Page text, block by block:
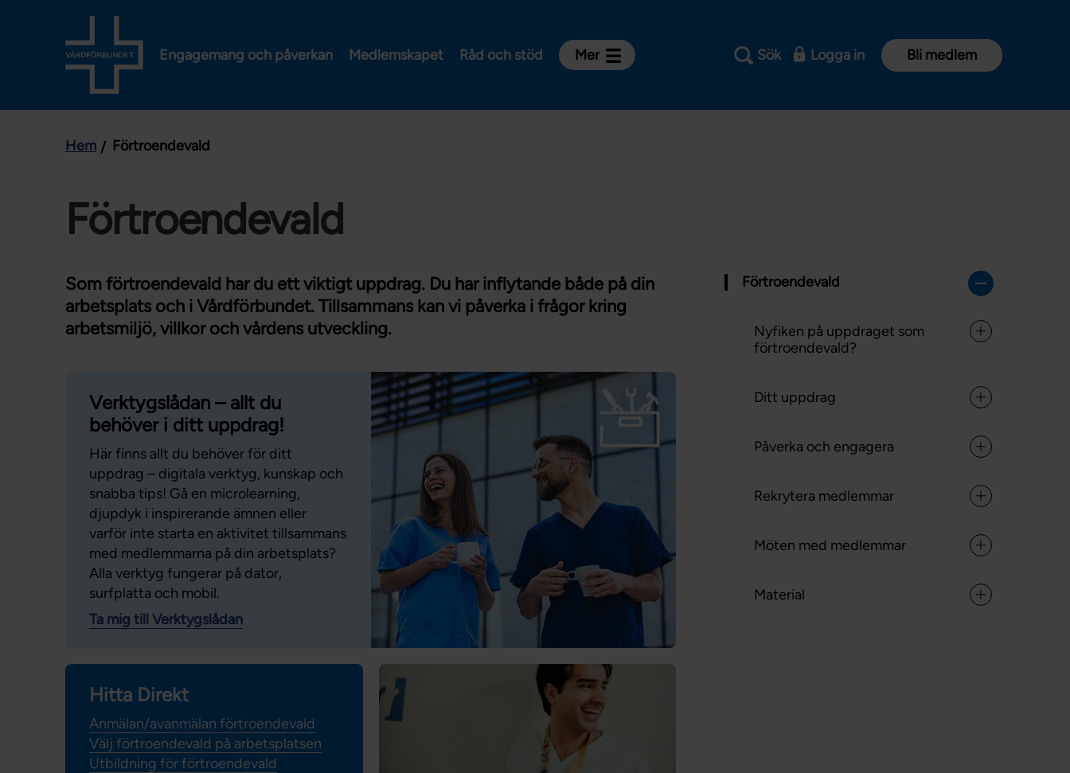
Engagemang och påverkan Medlemskapet Råd och stöd Mer
Barnmorska
Röntgensjuksköterska
Student
Chef
Sök Logga in Bli medlem
Hem Förtroendevald
Förtroendevald
Förtroendevald
Nyfiken på uppdraget som
förtroendevald?
Ditt uppdrag
Påverka och engagera
Rekrytera medlemmar
Möten med medlemmar
Material
Som förtroendevald har du ett viktigt uppdrag. Du har inflytande både på din
arbetsplats och i Vårdförbundet. Tillsammans kan vi påverka i frågor kring
arbetsmiljö, villkor och vårdens utveckling.
Verktygslådan – allt du
behöver i ditt uppdrag!
Här finns allt du behöver för ditt
uppdrag – digitala verktyg, kunskap och
snabba tips! Gå en microlearning,
djupdyk i inspirerande ämnen eller
varför inte starta en aktivitet tillsammans
med medlemmarna på din arbetsplats?
Alla verktyg fungerar på dator,
surfplatta och mobil.
Ta mig till Verktygslådan
Hitta Direkt
Anmälan/avanmälan förtroendevald
Välj förtroendevald på arbetsplatsen
Utbildning för förtroendevald